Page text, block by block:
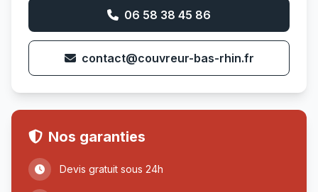
06 58 38 45 86
contact@couvreur-bas-rhin.fr
Nos garanties
Devis gratuit sous 24h